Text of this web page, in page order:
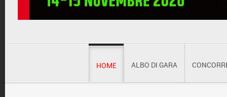
HOME ALBO DI GARA